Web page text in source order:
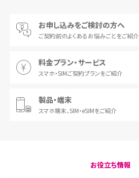
お申し込みをご検討の方へ
ご契約前のよくあるお悩みごとをご紹介
料金プラン・サービス
スマホ・SIMご契約プランをご紹介
製品・端末
スマホ端末、SIM・eSIMをご紹介
お役立ち情報